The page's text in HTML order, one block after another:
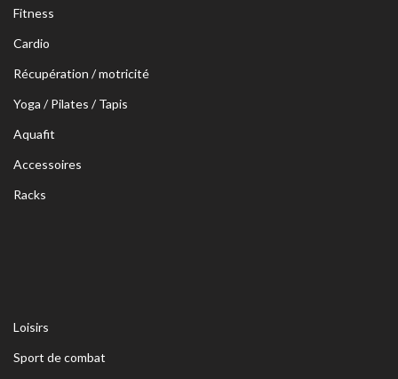
Fitness
Cardio
Récupération / motricité
Yoga / Pilates / Tapis
Aquafit
Accessoires
Racks
Loisirs
Sport de combat